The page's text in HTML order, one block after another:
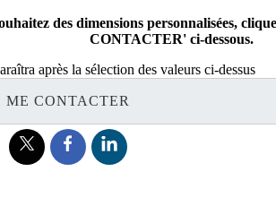
des dimensions personnalisées,
CONTACTER' ci-dessous.
après la sélection des valeurs ci-dessus
ME CONTACTER